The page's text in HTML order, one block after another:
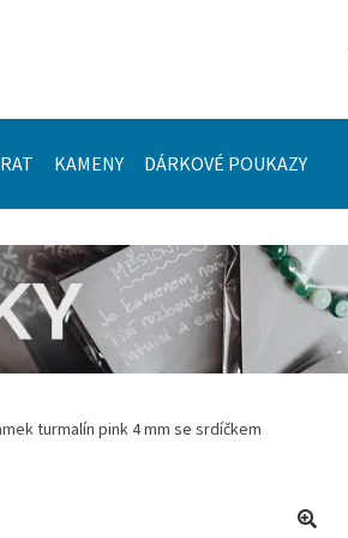
KAMENY DÁRKOVÉ POUKAZY
turmalín pink 4 mm se srdíčkem